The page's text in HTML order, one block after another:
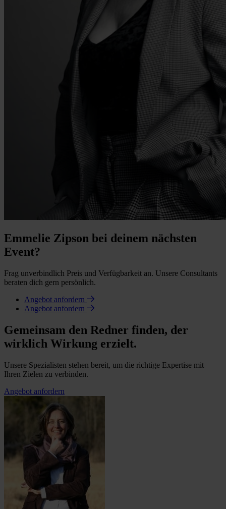
Emmelie Zipson bei deinem nächsten
Event?
Frag unverbindlich Preis und Verfügbarkeit an. Unsere Consultants
beraten dich gern persönlich.
Angebot anfordern
Angebot anfordern
Gemeinsam den Redner finden, der
wirklich Wirkung erzielt.
Unsere Spezialisten stehen bereit, um die richtige Expertise mit
Ihren Zielen zu verbinden.
Angebot anfordern